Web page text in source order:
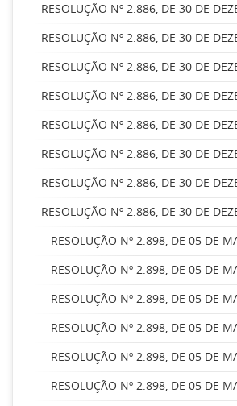
RESOLUÇÃO Nº 2.886, DE 30 DE
RESOLUÇÃO Nº 2.886, DE 30 DE
RESOLUÇÃO Nº 2.886, DE 30 DE
RESOLUÇÃO Nº 2.886, DE 30 DE
RESOLUÇÃO Nº 2.886, DE 30 DE
RESOLUÇÃO Nº 2.886, DE 30 DE
RESOLUÇÃO Nº 2.886, DE 30 DE
RESOLUÇÃO Nº 2.886, DE 30 DE
RESOLUÇÃO Nº 2.898, DE 05 DE
RESOLUÇÃO Nº 2.898, DE 05 DE
RESOLUÇÃO Nº 2.898, DE 05 DE
RESOLUÇÃO Nº 2.898, DE 05 DE
RESOLUÇÃO Nº 2.898, DE 05 DE
RESOLUÇÃO Nº 2.898, DE 05 DE